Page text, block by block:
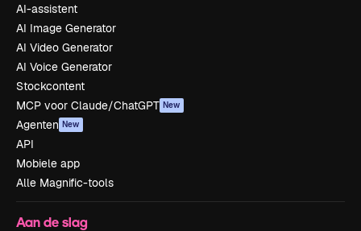
AI-assistent
AI Image Generator
AI Video Generator
AI Voice Generator
Stockcontent
MCP voor Claude/ChatGPT New
Agenten New
API
Mobiele app
Alle Magnific-tools
Aan de slag